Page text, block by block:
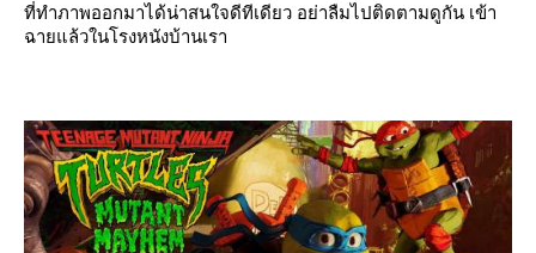
ที่ทำภาพออกมาได้น่าสนใจดีทีเดียว อย่าลืมไปติดตามดูกัน เข้า
ฉายแล้วในโรงหนังบ้านเรา